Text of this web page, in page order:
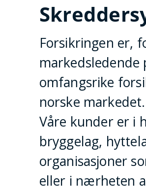
Forsikringen er,
markedsledende
omfangsrike
norske markedet.
Våre kunder er i
bryggelag,
organisasjoner
eller i nærheten